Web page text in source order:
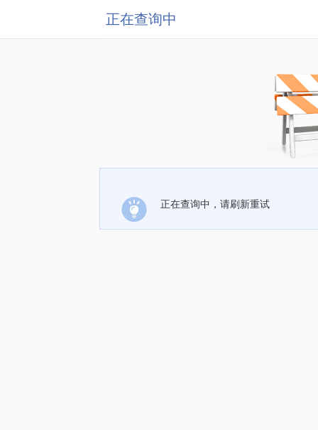
正在查询中
正在查询中，请刷新重试